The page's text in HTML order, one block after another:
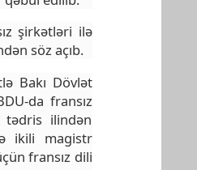
şirkətləri ilə
söz açıb.
Bakı Dövlət
da fransız
ilindən
ikili magistr
fransız dili